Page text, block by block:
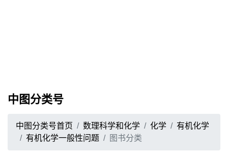
中图分类号
中图分类号首页 数理科学和化学 化学
有机化学
有机化学一般性问题
图书分类